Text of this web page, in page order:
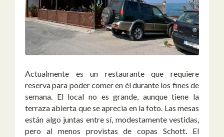
Actualmente es un restaurante que requiere
reserva para poder comer en él durante los fines de
semana. El local no es grande, aunque tiene la
terraza abierta que se aprecia en la foto. Las mesas
están algo juntas entre sí, modestamente vestidas,
pero al menos provistas de copas Schott. El